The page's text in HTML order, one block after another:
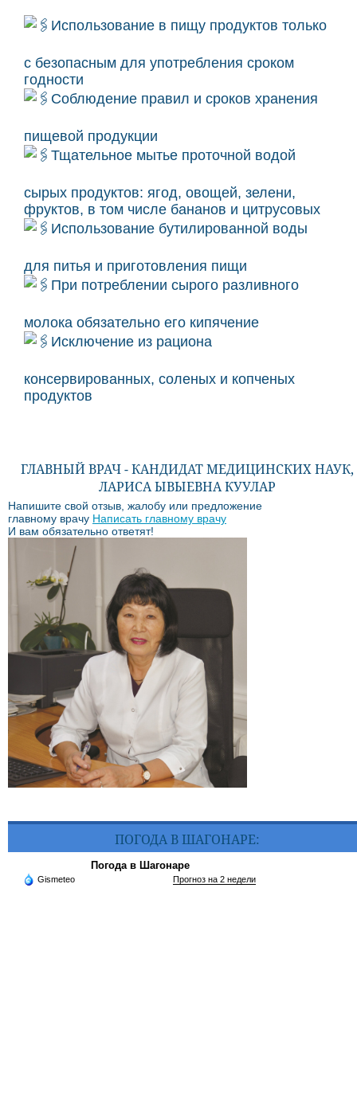
Использование в пищу продуктов только
с безопасным для употребления сроком
годности
Соблюдение правил и сроков хранения
пищевой продукции
Тщательное мытье проточной водой
сырых продуктов: ягод, овощей, зелени,
фруктов, в том числе бананов и цитрусовых
Использование бутилированной воды
для питья и приготовления пищи
При потреблении сырого разливного
молока обязательно его кипячение
Исключение из рациона
консервированных, соленых и копченых
продуктов
ГЛАВНЫЙ ВРАЧ - КАНДИДАТ МЕДИЦИНСКИХ НАУК,
ЛАРИСА ЫВЫЕВНА КУУЛАР
Напишите свой отзыв, жалобу или предложение
главному врачу Написать главному врачу
И вам обязательно ответят!
ПОГОДА В ШАГОНАРЕ:
Погода в Шагонаре
Gismeteo Прогноз на 2 недели